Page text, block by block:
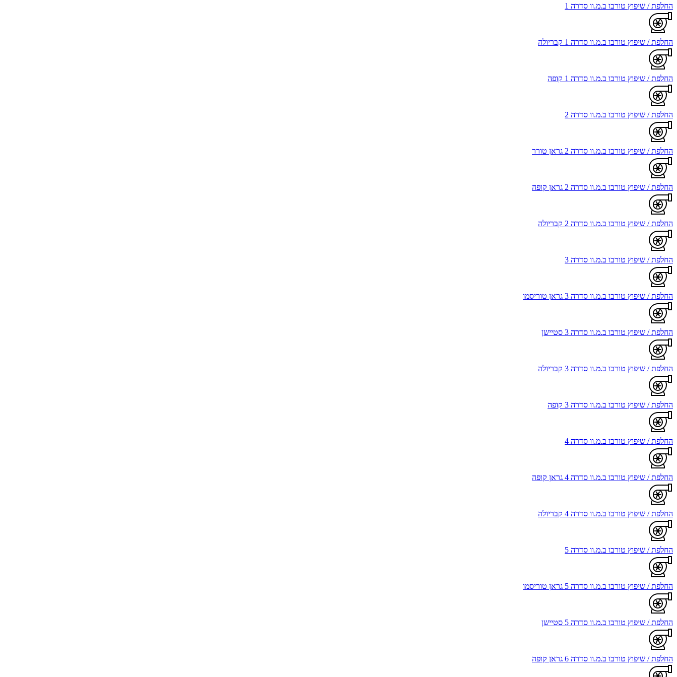
החלפת / שיפוץ טורבו ב.מ.וו סדרה 1
החלפת / שיפוץ טורבו ב.מ.וו סדרה 1 קבריולה
החלפת / שיפוץ טורבו ב.מ.וו סדרה 1 קופה
החלפת / שיפוץ טורבו ב.מ.וו סדרה 2
החלפת / שיפוץ טורבו ב.מ.וו סדרה 2 גראן טורר
החלפת / שיפוץ טורבו ב.מ.וו סדרה 2 גראן קופה
החלפת / שיפוץ טורבו ב.מ.וו סדרה 2 קבריולה
החלפת / שיפוץ טורבו ב.מ.וו סדרה 3
החלפת / שיפוץ טורבו ב.מ.וו סדרה 3 גראן טוריסמו
החלפת / שיפוץ טורבו ב.מ.וו סדרה 3 סטיישן
החלפת / שיפוץ טורבו ב.מ.וו סדרה 3 קבריולה
החלפת / שיפוץ טורבו ב.מ.וו סדרה 3 קופה
החלפת / שיפוץ טורבו ב.מ.וו סדרה 4
החלפת / שיפוץ טורבו ב.מ.וו סדרה 4 גראן קופה
החלפת / שיפוץ טורבו ב.מ.וו סדרה 4 קבריולה
החלפת / שיפוץ טורבו ב.מ.וו סדרה 5
החלפת / שיפוץ טורבו ב.מ.וו סדרה 5 גראן טוריסמו
החלפת / שיפוץ טורבו ב.מ.וו סדרה 5 סטיישן
החלפת / שיפוץ טורבו ב.מ.וו סדרה 6 גראן קופה